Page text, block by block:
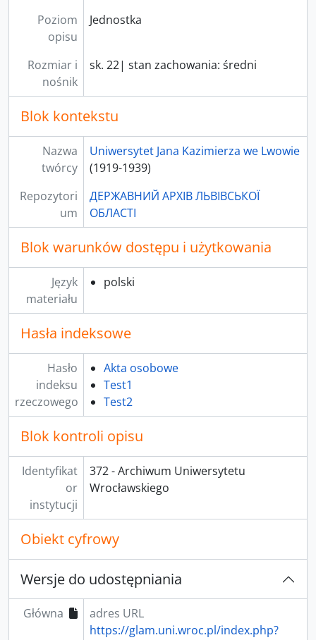
Poziom
opisu
Jednostka
Rozmiar i
nośnik
sk. 22| stan zachowania: średni
Blok kontekstu
Nazwa
twórcy
Uniwersytet Jana Kazimierza we Lwowie
(1919-1939)
Repozytori
um
ДЕРЖАВНИЙ АРХІВ ЛЬВІВСЬКОЇ
ОБЛАСТІ
Blok warunków dostępu i użytkowania
Język
materiału
polski
Hasła indeksowe
Hasło
indeksu
rzeczowego
Akta osobowe
Test1
Test2
Blok kontroli opisu
Identyfikat
or
instytucji
372 - Archiwum Uniwersytetu
Wrocławskiego
Obiekt cyfrowy
Wersje do udostępniania
Główna
adres URL
https://glam.uni.wroc.pl/index.php?